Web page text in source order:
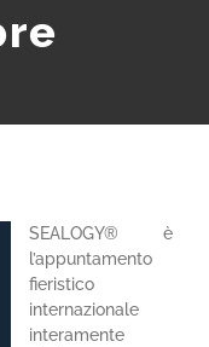
SEALOGY® è
l’appuntamento
fieristico
internazionale
interamente